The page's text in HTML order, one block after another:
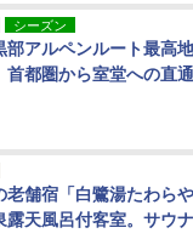
シーズン
部アルペンルート最高
首都圏から室堂への直
老舗宿「白鷺湯たわら
露天風呂付客室。サウ